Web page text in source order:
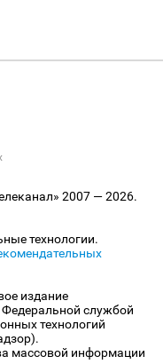
2007 — 2026.
технологии.
издание
службой
технологий
массовой информации